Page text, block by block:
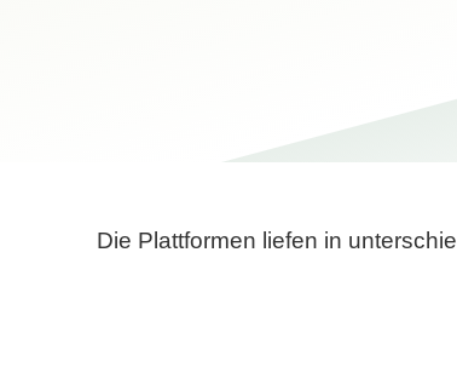
Die Plattformen liefen in